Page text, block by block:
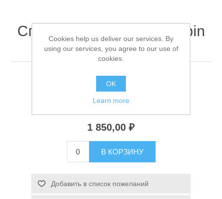
Спасательные средства
Спиннинг Mifine Pirate Spin
2.4м 50-100г
Спиннинг Mifine Pirate Spin 2.4м 50-100г
Доступно: > 5
1 850,00 ₽
В КОРЗИНУ
Добавить в список пожеланий
Cookies help us deliver our services. By
using our services, you agree to our use of
cookies.
OK
Learn more